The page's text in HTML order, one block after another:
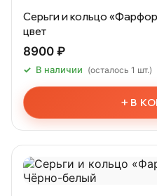
Серьги и кольцо
цвет
8900 ₽
В наличии (осталось 1 шт.)
+ В